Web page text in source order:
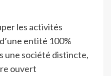
les activités
entité 100%
une société distincte,
ouvert